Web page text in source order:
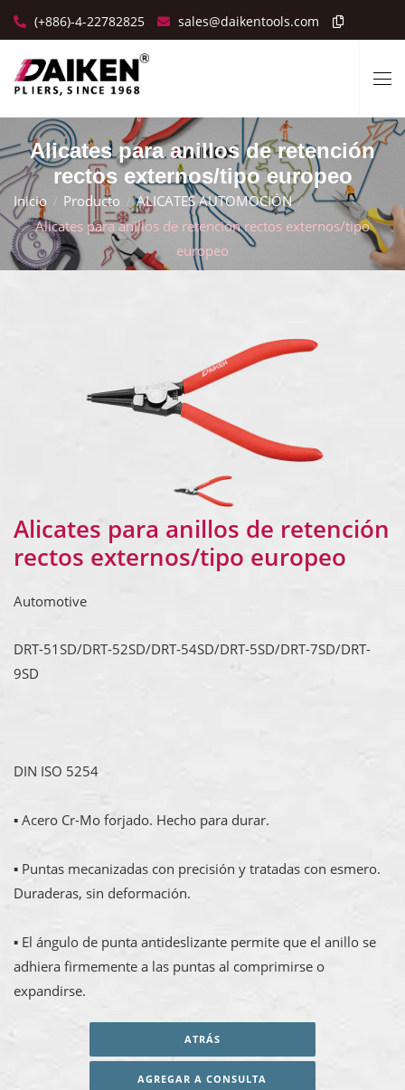
(+886)-4-22782825 sales@daikentools.com
Alicates para anillos de retención
rectos externos/tipo europeo
Inicio Producto
ALICATES AUTOMOCIÓN
Alicates para anillos de retención rectos externos/tipo
europeo
Alicates para anillos de retención
rectos externos/tipo europeo
Automotive
DRT-51SD/DRT-52SD/DRT-54SD/DRT-5SD/DRT-7SD/DRT-
9SD
DIN ISO 5254
▪ Acero Cr-Mo forjado. Hecho para durar.
▪ Puntas mecanizadas con precisión y tratadas con esmero.
Duraderas, sin deformación.
▪ El ángulo de punta antideslizante permite que el anillo se
adhiera firmemente a las puntas al comprimirse o
expandirse.
ATRÁS
AGREGAR A CONSULTA